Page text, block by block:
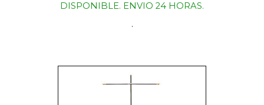
DISPONIBLE. ENVIO 24 HORAS.
.